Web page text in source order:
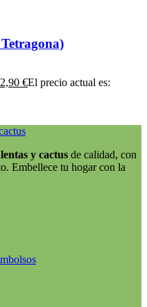
2,90 €El precio actual es:
y cactus de calidad, con
Embellece tu hogar con la